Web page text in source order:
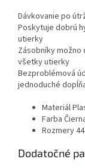
Dávkovanie po
Poskytuje dobrú
utierky
Zásobníky možno
všetky utierky
Bezproblémová
jednoduché
Materiál
Farba
Rozmery
Dodatočné